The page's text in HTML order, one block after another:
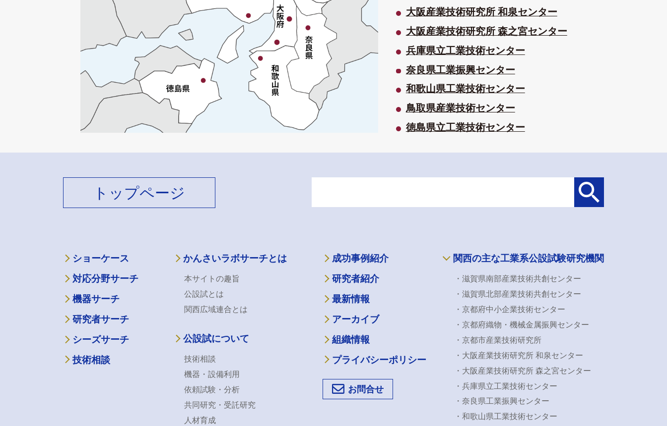
大阪産業技術研究所 和泉センター
大阪産業技術研究所 森之宮センター
兵庫県立工業技術センター
奈良県工業振興センター
和歌山県工業技術センター
鳥取県産業技術センター
徳島県立工業技術センター
トップページ
ショーケース
対応分野サーチ
機器サーチ
研究者サーチ
シーズサーチ
技術相談
かんさいラボサーチとは
本サイトの趣旨
公設試とは
関西広域連合とは
公設試について
技術相談
機器・設備利用
依頼試験・分析
共同研究・受託研究
人材育成
成功事例紹介
研究者紹介
最新情報
アーカイブ
組織情報
プライバシーポリシー
お問合せ
関西の主な工業系公設試験研究機関
・滋賀県南部産業技術共創センター
・滋賀県北部産業技術共創センター
・京都府中小企業技術センター
・京都府織物・機械金属振興センター
・京都市産業技術研究所
・大阪産業技術研究所 和泉センター
・大阪産業技術研究所 森之宮センター
・兵庫県立工業技術センター
・奈良県工業振興センター
・和歌山県工業技術センター